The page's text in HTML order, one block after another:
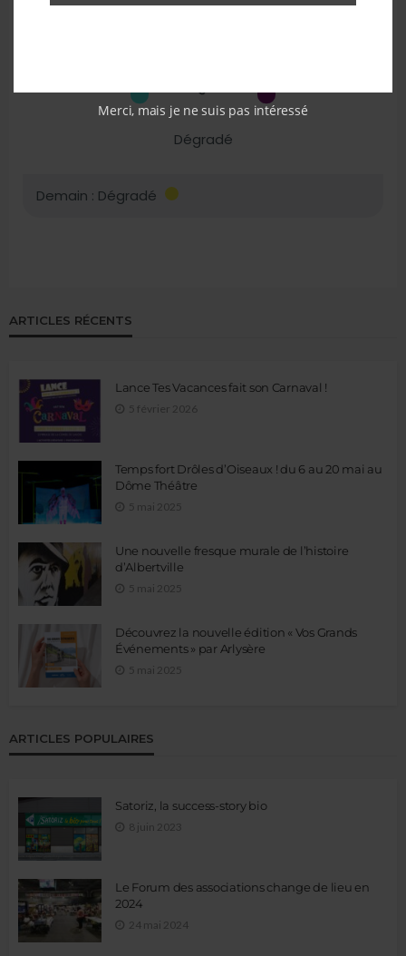
ARTICLES RÉCENTS
Lance Tes Vacances fait son Carnaval !
5 février 2026
Temps fort Drôles d’Oiseaux ! du 6 au 20 mai au
Dôme Théâtre
5 mai 2025
Une nouvelle fresque murale de l’histoire
d’Albertville
5 mai 2025
Découvrez la nouvelle édition « Vos Grands
Événements » par Arlysère
5 mai 2025
ARTICLES POPULAIRES
Satoriz, la success-story bio
8 juin 2023
Le Forum des associations change de lieu en
2024
24 mai 2024
Merci, mais je ne suis pas intéressé